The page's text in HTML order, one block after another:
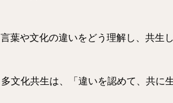
言葉や文化の違いをどう理解し、共生
多文化共生は、「違いを認めて、共に